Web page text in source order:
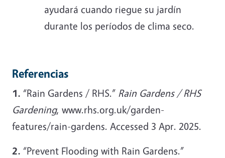
ayudará cuando riegue su jardín
durante los períodos de clima seco.
Referencias
1. “Rain Gardens / RHS.” Rain Gardens / RHS
Gardening, www.rhs.org.uk/garden-
features/rain-gardens. Accessed 3 Apr. 2025.
2. “Prevent Flooding with Rain Gardens.”